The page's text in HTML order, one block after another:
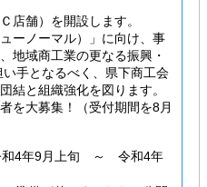
店舗）を開設します。
ーノーマル）」に向け、事
地域商工業の更なる振興・
手となるべく、県下商工会
結と組織強化を図ります。
を大募集！（受付期間を8月
和4年9月上旬 ～ 令和4年